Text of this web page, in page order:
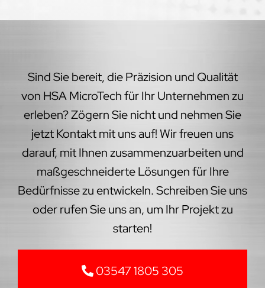
Sind Sie bereit, die Präzision und Qualität
von HSA MicroTech für Ihr Unternehmen zu
erleben? Zögern Sie nicht und nehmen Sie
jetzt Kontakt mit uns auf! Wir freuen uns
darauf, mit Ihnen zusammenzuarbeiten und
maßgeschneiderte Lösungen für Ihre
Bedürfnisse zu entwickeln. Schreiben Sie uns
oder rufen Sie uns an, um Ihr Projekt zu
starten!
03547 1805 305